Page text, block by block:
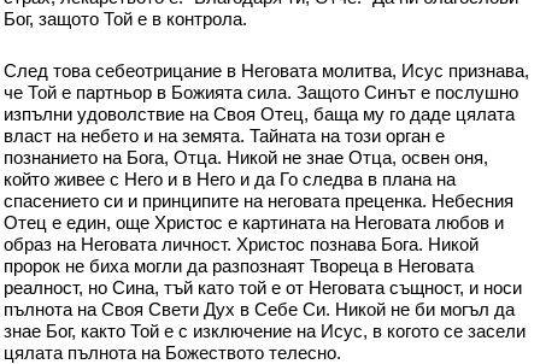
Бог, защото Той е в контрола.
След това себеотрицание в Неговата молитва, Исус признава,
че Той е партньор в Божията сила. Защото Синът е послушно
изпълни удоволствие на Своя Отец, баща му го даде цялата
власт на небето и на земята. Тайната на този орган е
познанието на Бога, Отца. Никой не знае Отца, освен оня,
който живее с Него и в Него и да Го следва в плана на
спасението си и принципите на неговата преценка. Небесния
Отец е един, още Христос е картината на Неговата любов и
образ на Неговата личност. Христос познава Бога. Никой
пророк не биха могли да разпознаят Твореца в Неговата
реалност, но Сина, тъй като той е от Неговата същност, и носи
пълнота на Своя Свети Дух в Себе Си. Никой не би могъл да
знае Бог, както Той е с изключение на Исус, в когото се засели
цялата пълнота на Божеството телесно.